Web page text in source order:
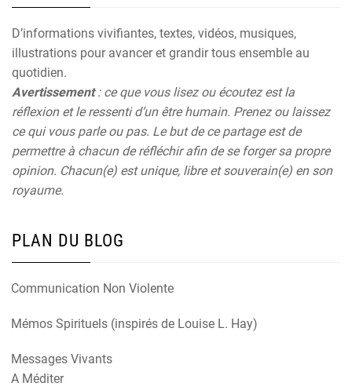
D’informations vivifiantes, textes, vidéos, musiques,
illustrations pour avancer et grandir tous ensemble au
quotidien.
Avertissement: ce que vous lisez ou écoutez est la
réflexion et le ressenti d’un être humain. Prenez ou laissez
ce qui vous parle ou pas. Le but de ce partage est de
permettre à chacun de réfléchir afin de se forger sa propre
opinion. Chacun(e) est unique, libre et souverain(e) en son
royaume.
PLAN DU BLOG
Communication Non Violente
Mémos Spirituels (inspirés de Louise L. Hay)
Messages Vivants
A Méditer